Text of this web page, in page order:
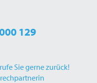
129
Sie gerne zurück!